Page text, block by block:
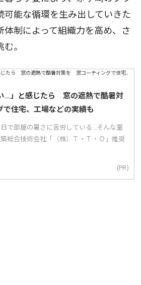
可能な循環を生み出していきた
体制によって組織力を高め、さ
。
…」と感じたら 窓の遮熱で酷暑対
住宅、工場などの実績も
で部屋の暑さに苦労している...そんな室
総合技術会社「（株）Ｔ・Ｔ・Ｏ」推奨
(PR)